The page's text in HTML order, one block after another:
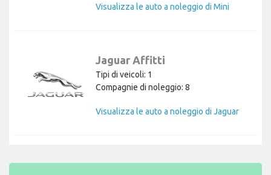
Visualizza le auto a noleggio di Mini
Jaguar Affitti
Tipi di veicoli: 1
Compagnie di noleggio: 8
Visualizza le auto a noleggio di Jaguar